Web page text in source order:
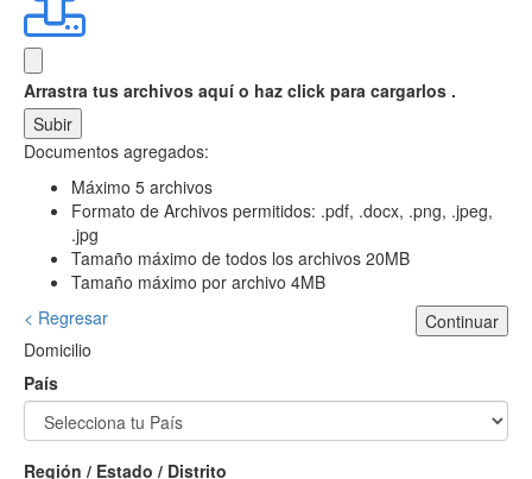
Arrastra tus archivos aquí o haz click para cargarlos .
Subir
Documentos agregados:
Máximo 5 archivos
Formato de Archivos permitidos: .pdf, .docx, .png, .jpeg,
.jpg
Tamaño máximo de todos los archivos 20MB
Tamaño máximo por archivo 4MB
< Regresar
Continuar
Domicilio
País
Región / Estado / Distrito